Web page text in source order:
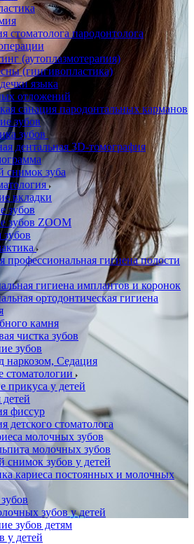
стоматолога пародонтолога
(аутоплазмотерапия)
(гингивопластика)
языка
отложений
санация пародонтальных карманов
зубов
зубов
дентальная 3D-томография
снимок зуба
вкладки
зубов
зубов ZOOM
зубов
профессиональная гигиена полости
гигиена имплантов и коронок
ортодонтическая гигиена
камня
чистка зубов
зубов
наркозом, Седация
стоматологии
прикуса у детей
фиссур
детского стоматолога
молочных зубов
молочных зубов
зубов у детей
кариеса постоянных и молочных
зубов у детей
зубов детям
у детей